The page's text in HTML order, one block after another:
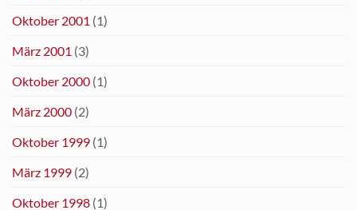
Oktober 2001 (1)
März 2001 (3)
Oktober 2000 (1)
März 2000 (2)
Oktober 1999 (1)
März 1999 (2)
Oktober 1998 (1)